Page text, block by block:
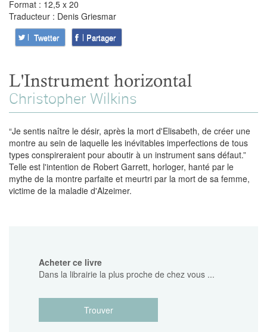
Format : 12,5 x 20
Traducteur : Denis Griesmar
Twetter Partager
L'Instrument horizontal
Christopher Wilkins
“Je sentis naître le désir, après la mort d'Elisabeth, de créer une
montre au sein de laquelle les inévitables imperfections de tous
types conspireraient pour aboutir à un instrument sans défaut.”
Telle est l'intention de Robert Garrett, horloger, hanté par le
mythe de la montre parfaite et meurtri par la mort de sa femme,
victime de la maladie d'Alzeimer.
Acheter ce livre
Dans la librairie la plus proche de chez vous ...
Trouver